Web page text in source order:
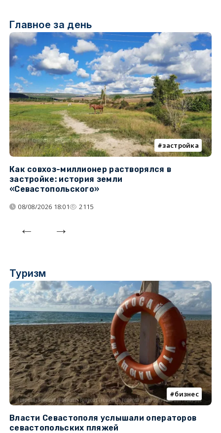
Главное за день
застройка
Как совхоз-миллионер растворялся в
застройке: история земли
«Севастопольского»
08/08/2026 18:01 2115
Туризм
бизнес
Власти Севастополя услышали операторов
севастопольских пляжей